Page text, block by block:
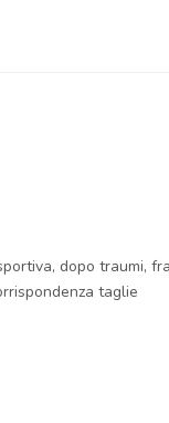
dopo traumi,
taglie